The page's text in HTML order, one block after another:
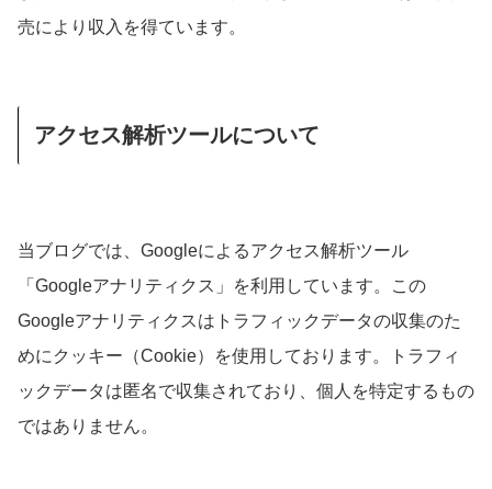
売により収入を得ています。
アクセス解析ツールについて
当ブログでは、Googleによるアクセス解析ツール
「Googleアナリティクス」を利用しています。この
Googleアナリティクスはトラフィックデータの収集のた
めにクッキー（Cookie）を使用しております。トラフィ
ックデータは匿名で収集されており、個人を特定するもの
ではありません。